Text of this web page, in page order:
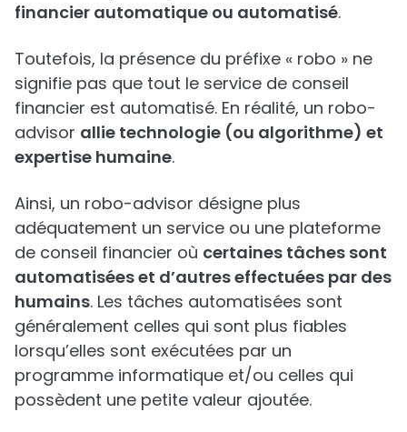
financier automatique ou automatisé.
Toutefois, la présence du préfixe « robo » ne
signifie pas que tout le service de conseil
financier est automatisé. En réalité, un robo-
advisor allie technologie (ou algorithme) et
expertise humaine.
Ainsi, un robo-advisor désigne plus
adéquatement un service ou une plateforme
de conseil financier où certaines tâches sont
automatisées et d’autres effectuées par des
humains. Les tâches automatisées sont
généralement celles qui sont plus fiables
lorsqu’elles sont exécutées par un
programme informatique et/ou celles qui
possèdent une petite valeur ajoutée.